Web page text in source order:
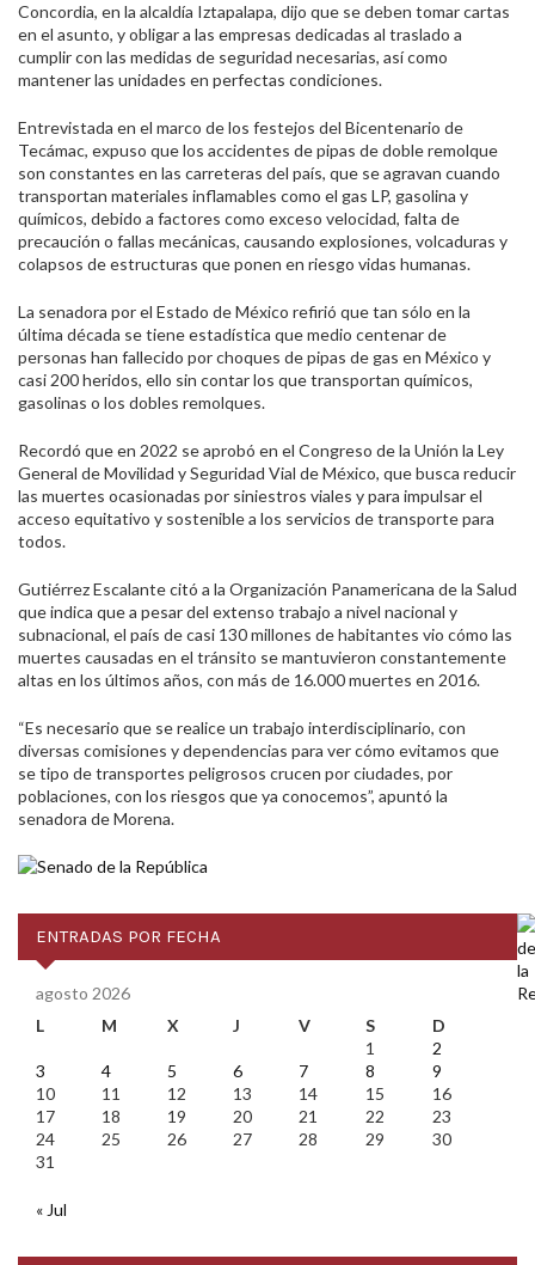
Concordia, en la alcaldía Iztapalapa, dijo que se deben tomar cartas
en el asunto, y obligar a las empresas dedicadas al traslado a
cumplir con las medidas de seguridad necesarias, así como
mantener las unidades en perfectas condiciones.
Entrevistada en el marco de los festejos del Bicentenario de
Tecámac, expuso que los accidentes de pipas de doble remolque
son constantes en las carreteras del país, que se agravan cuando
transportan materiales inflamables como el gas LP, gasolina y
químicos, debido a factores como exceso velocidad, falta de
precaución o fallas mecánicas, causando explosiones, volcaduras y
colapsos de estructuras que ponen en riesgo vidas humanas.
La senadora por el Estado de México refirió que tan sólo en la
última década se tiene estadística que medio centenar de
personas han fallecido por choques de pipas de gas en México y
casi 200 heridos, ello sin contar los que transportan químicos,
gasolinas o los dobles remolques.
Recordó que en 2022 se aprobó en el Congreso de la Unión la Ley
General de Movilidad y Seguridad Vial de México, que busca reducir
las muertes ocasionadas por siniestros viales y para impulsar el
acceso equitativo y sostenible a los servicios de transporte para
todos.
Gutiérrez Escalante citó a la Organización Panamericana de la Salud
que indica que a pesar del extenso trabajo a nivel nacional y
subnacional, el país de casi 130 millones de habitantes vio cómo las
muertes causadas en el tránsito se mantuvieron constantemente
altas en los últimos años, con más de 16.000 muertes en 2016.
“Es necesario que se realice un trabajo interdisciplinario, con
diversas comisiones y dependencias para ver cómo evitamos que
se tipo de transportes peligrosos crucen por ciudades, por
poblaciones, con los riesgos que ya conocemos”, apuntó la
senadora de Morena.
ENTRADAS POR FECHA
agosto 2026
L
M X J V S
D
1
2
3
4 5 6 7 8
9
10
11 12 13 14 15
16
17
18 19 20 21 22
23
24
25 26 27 28 29
30
31
« Jul